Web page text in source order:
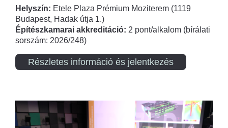
Helyszín: Etele Plaza Prémium Moziterem (1119
Budapest, Hadak útja 1.)
Építészkamarai akkreditáció: 2 pont/alkalom (bírálati
sorszám: 2026/248)
Részletes információ és jelentkezés